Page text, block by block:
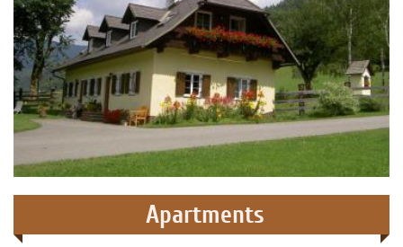
Apartments